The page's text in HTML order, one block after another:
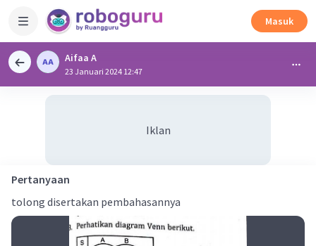
Masuk
Aifaa A
23 Januari 2024 12:47
Iklan
Pertanyaan
tolong disertakan pembahasannya